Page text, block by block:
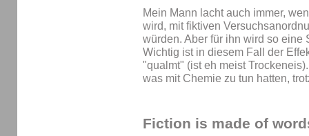
Mein Mann lacht auch immer,
wird, mit fiktiven
würden. Aber für ihn wird so eine
Wichtig ist in diesem Fall der
"qualmt" (ist eh meist
was mit Chemie zu tun hatten,
Fiction is made of